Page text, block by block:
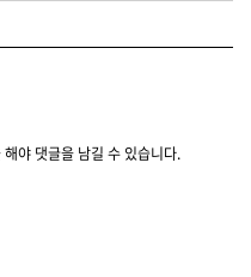
해야 댓글을 남길 수 있습니다.